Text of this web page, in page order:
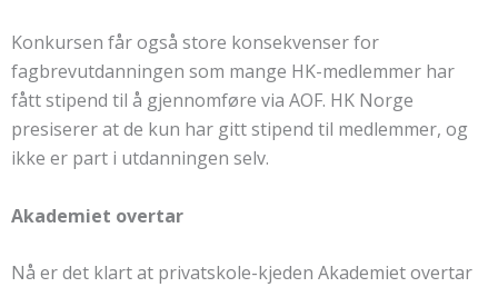
Konkursen får også store konsekvenser for
fagbrevutdanningen som mange HK-medlemmer har
fått stipend til å gjennomføre via AOF. HK Norge
presiserer at de kun har gitt stipend til medlemmer, og
ikke er part i utdanningen selv.
Akademiet overtar
Nå er det klart at privatskole-kjeden Akademiet overtar